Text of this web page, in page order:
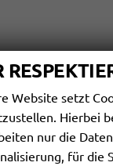
Website setzt
Hierbei
nur die
für die